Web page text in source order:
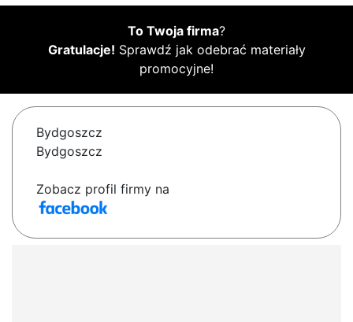
To Twoja firma?
Gratulacje! Sprawdź jak odebrać materiały
promocyjne!
Bydgoszcz
Bydgoszcz
Zobacz profil firmy na